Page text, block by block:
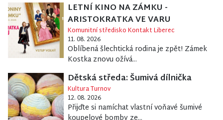
LETNÍ KINO NA ZÁMKU -
ARISTOKRATKA VE VARU
Komunitní středisko Kontakt Liberec
11. 08. 2026
Oblíbená šlechtická rodina je zpět! Zámek
Kostka znovu ožívá...
Dětská středa: Šumivá dílnička
Kultura Turnov
12. 08. 2026
Přijďte si namíchat vlastní voňavé šumivé